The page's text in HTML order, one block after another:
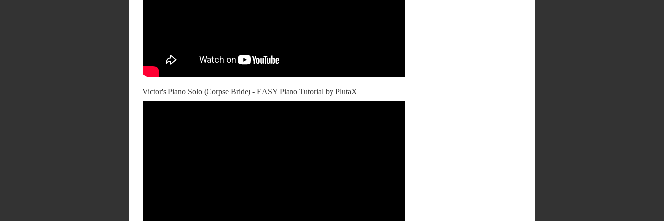
Victor's Piano Solo (Corpse Bride) - EASY Piano Tutorial by PlutaX